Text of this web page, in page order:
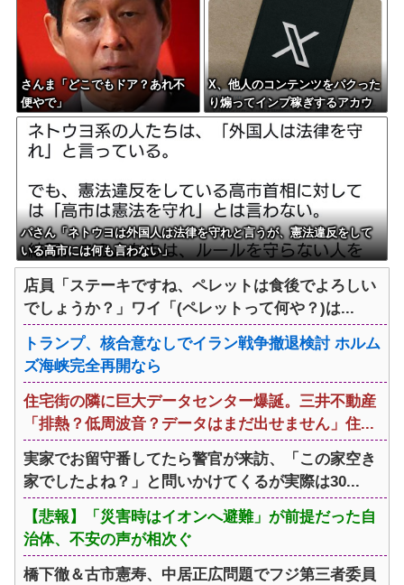
との情報も
さんま「どこでもドア？あれ不
便やで」
X、他人のコンテンツをパクった
り煽ってインプ稼ぎするアカウ
ントの収益化停止。今後はオリ
ジナル重視
パさん「ネトウヨは外国人は法律を守れと言うが、憲法違反をして
いる高市には何も言わない」
店員「ステーキですね、ペレットは食後でよろしい
でしょうか？」ワイ「(ペレットって何や？)は...
トランプ、核合意なしでイラン戦争撤退検討 ホルム
ズ海峡完全再開なら
住宅街の隣に巨大データセンター爆誕。三井不動産
「排熱？低周波音？データはまだ出せません」住...
実家でお留守番してたら警官が来訪、「この家空き
家でしたよね？」と問いかけてくるが実際は30...
【悲報】「災害時はイオンへ避難」が前提だった自
治体、不安の声が相次ぐ
橋下徹＆古市憲寿、中居正広問題でフジ第三者委員